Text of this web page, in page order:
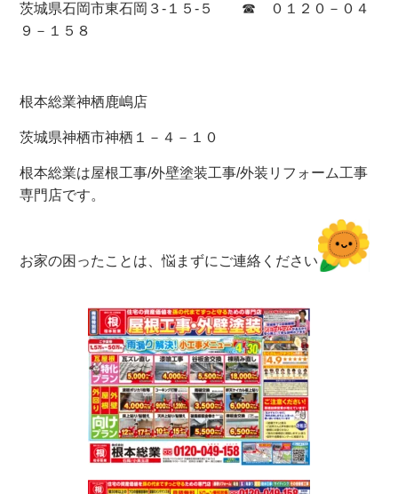
茨城県石岡市東石岡３-１５-５ ☎ ０１２０－０４
９－１５８
根本総業神栖鹿嶋店
茨城県神栖市神栖１－４－１０
根本総業は屋根工事/外壁塗装工事/外装リフォーム工事
専門店です。
お家の困ったことは、悩まずにご連絡ください